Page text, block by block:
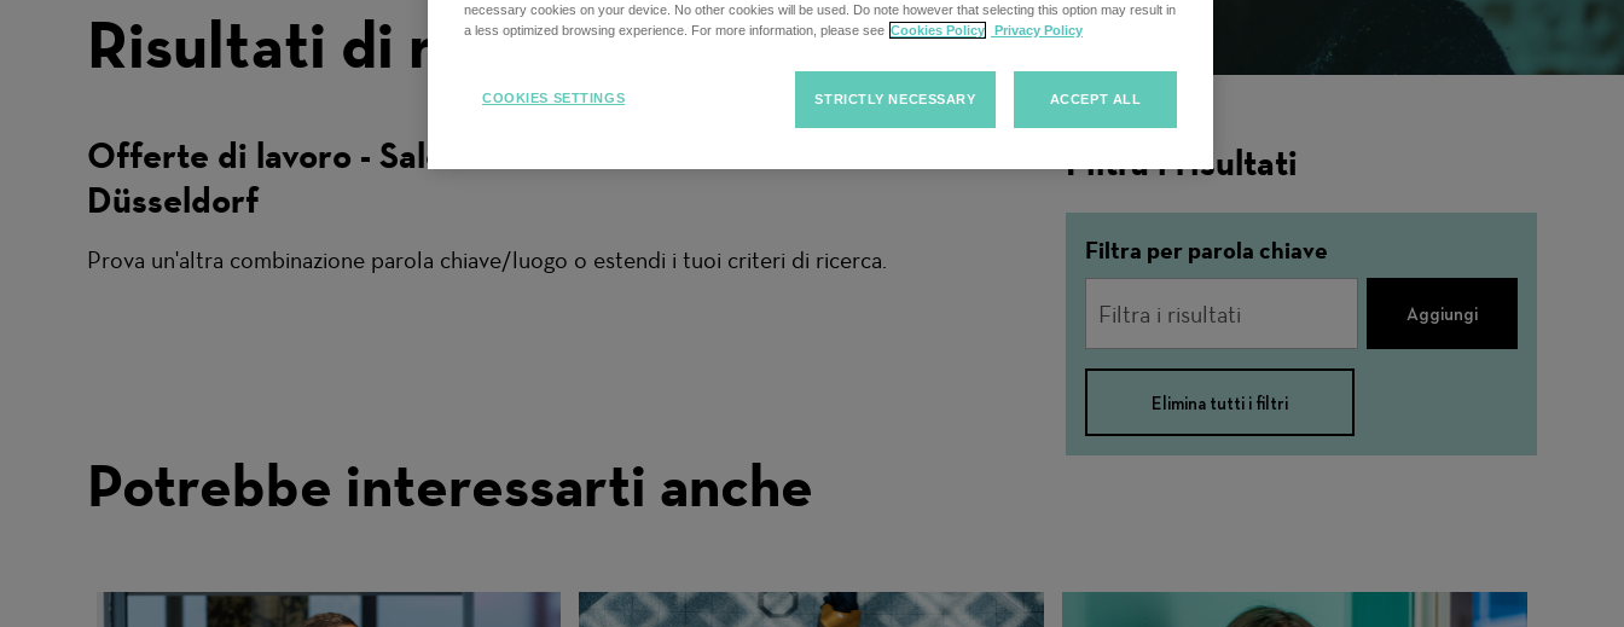
Risultati di ricerca
Offerte di lavoro - Sales -
Düsseldorf
Prova un'altra combinazione parola chiave/luogo o estendi i tuoi criteri di ricerca.
Filtra i risultati
Filtra per parola chiave
Aggiungi
Elimina tutti i filtri
Potrebbe interessarti anche
necessary cookies on your device. No other cookies will be used. Do note however that selecting this option may result in
a less optimized browsing experience. For more information, please see Cookies Policy Privacy Policy
STRICTLY NECESSARY ACCEPT ALL
COOKIES SETTINGS